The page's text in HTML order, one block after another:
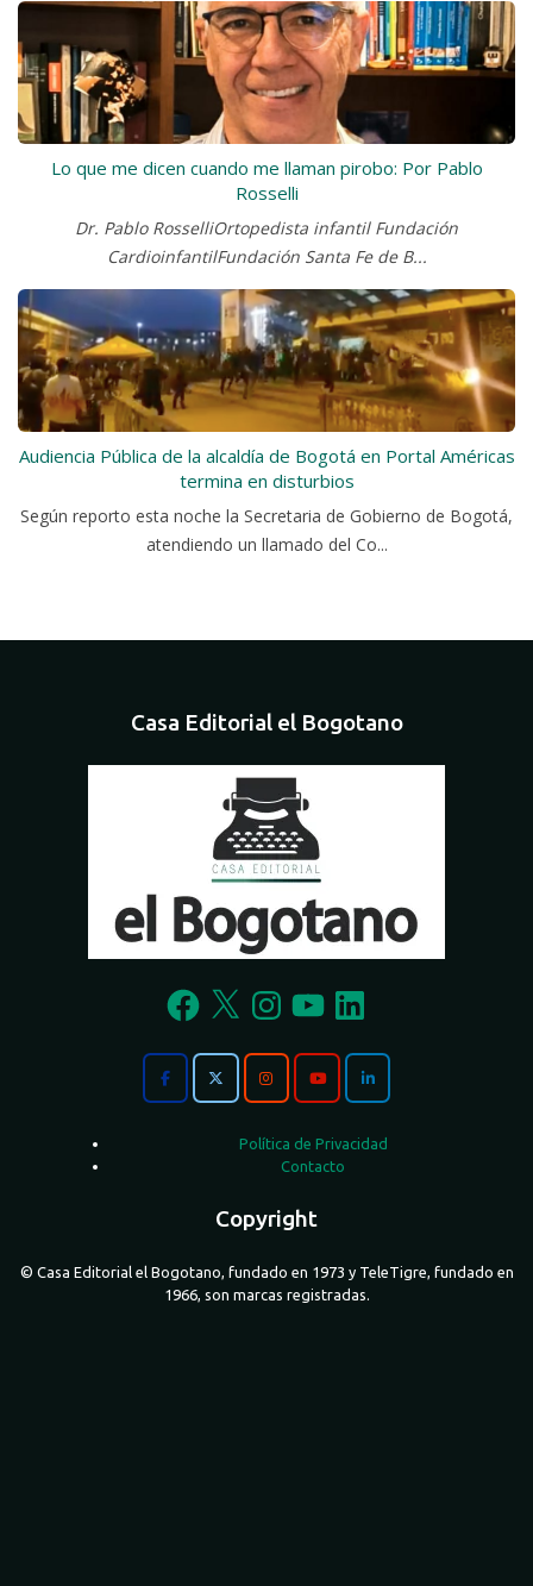
Lo que me dicen cuando me llaman pirobo: Por Pablo
Rosselli
Dr. Pablo RosselliOrtopedista infantil Fundación
CardioinfantilFundación Santa Fe de B...
Audiencia Pública de la alcaldía de Bogotá en Portal Américas
termina en disturbios
Según reporto esta noche la Secretaria de Gobierno de Bogotá,
atendiendo un llamado del Co...
Casa Editorial el Bogotano
Facebook
X InstagramYouTubeLinkedIn
Política de Privacidad
Contacto
Copyright
© Casa Editorial el Bogotano, fundado en 1973 y TeleTigre, fundado en
1966, son marcas registradas.